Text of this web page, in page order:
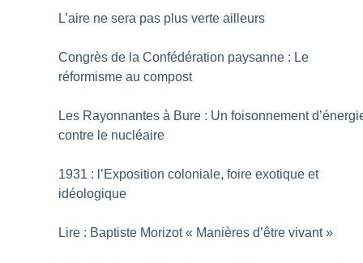
L’aire ne sera pas plus verte ailleurs
Congrès de la Confédération paysanne : Le
réformisme au compost
Les Rayonnantes à Bure : Un foisonnement
contre le nucléaire
1931 : l’Exposition coloniale, foire exotique et
idéologique
Lire : Baptiste Morizot « Manières d’être vivant »